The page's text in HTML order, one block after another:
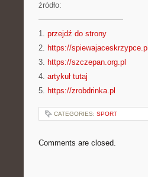
źródło:
———————————
1. przejdź do strony
2. https://spiewajaceskrzypce.pl
3. https://szczepan.org.pl
4. artykuł tutaj
5. https://zrobdrinka.pl
CATEGORIES: SPORT
Comments are closed.